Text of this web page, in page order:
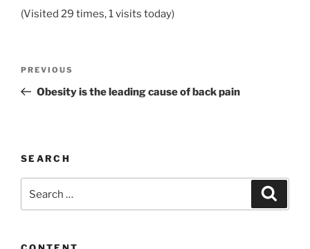
(Visited 29 times, 1 visits today)
Previous
Post
PREVIOUS
Obesity is the leading cause of back pain
SEARCH
for: